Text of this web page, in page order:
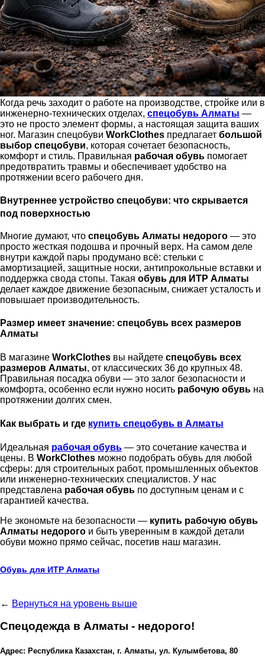
Когда речь заходит о работе на производстве, стройке или в
инженерно-технических отделах, спецобувь Алматы —
это не просто элемент формы, а настоящая защита ваших
ног. Магазин спецобуви WorkClothes предлагает большой
выбор спецобуви, которая сочетает безопасность,
комфорт и стиль. Правильная рабочая обувь помогает
предотвратить травмы и обеспечивает удобство на
протяжении всего рабочего дня.
Внутреннее устройство спецобуви: что скрывается
под поверхностью
Многие думают, что спецобувь Алматы недорого — это
просто жесткая подошва и прочный верх. На самом деле
внутри каждой пары продумано всё: стельки с
амортизацией, защитные носки, антипрокольные вставки и
поддержка свода стопы. Такая обувь для ИТР Алматы
делает каждое движение безопасным, снижает усталость и
повышает производительность.
Размер имеет значение: спецобувь всех размеров
Алматы
В магазине WorkClothes вы найдете спецобувь всех
размеров Алматы, от классических 36 до крупных 48.
Правильная посадка обуви — это залог безопасности и
комфорта, особенно если нужно носить рабочую обувь на
протяжении долгих смен.
Как выбрать и где купить спецобувь в Алматы
Идеальная рабочая обувь — это сочетание качества и
цены. В WorkClothes можно подобрать обувь для любой
сферы: для строительных работ, промышленных объектов
или инженерно-технических специалистов. У нас
представлена рабочая обувь по доступным ценам и с
гарантией качества.
Не экономьте на безопасности — купить рабочую обувь
Алматы недорого и быть уверенным в каждой детали
обуви можно прямо сейчас, посетив наш магазин.
Обувь для ИТР Алматы
← Вернуться на уровень выше
Спецодежда в Алматы - недорого!
Адрес: Республика Казахстан, г. Алматы, ул. Кулымбетова, 80